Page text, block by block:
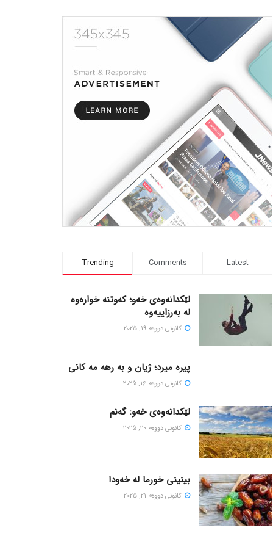
Trending Comments Latest
لێکدانەوەی خەو؛ کەوتنە خوارەوە
لە بەرزاییەوە
كانونی دووه‌م 19, 2025
پیره میرد؛ ژیان و به رهه مه کانی
كانونی دووه‌م 16, 2025
لێکدانەوەی خەو: گەنم
كانونی دووه‌م 20, 2025
بینینی خورما لە خەودا
كانونی دووه‌م 21, 2025